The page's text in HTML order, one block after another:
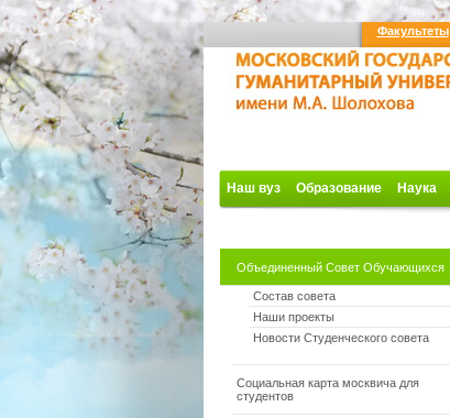
Факультеты
Наш вуз Образование Наука
Объединенный Совет Обучающихся
Состав совета
Наши проекты
Новости Студенческого совета
Социальная карта москвича для
студентов